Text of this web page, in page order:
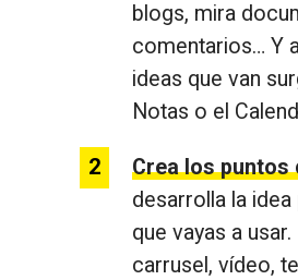
blogs, mira
comentarios… Y
ideas que van
Notas o el
Crea los puntos
desarrolla la
que vayas a
carrusel, vídeo,